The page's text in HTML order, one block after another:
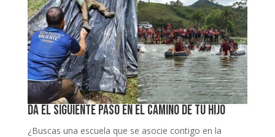
Da el siguiente paso en el camino de tu hijo
¿Buscas una escuela que se asocie contigo en la